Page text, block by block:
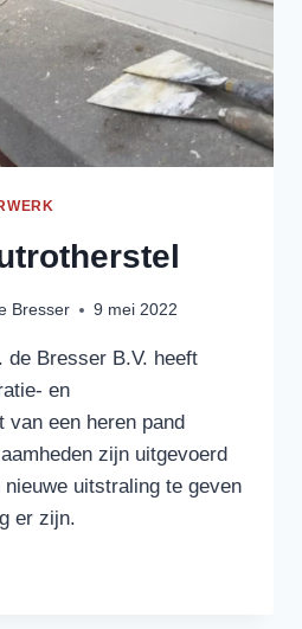
Bresser 9 mei 2022
de Bresser B.V. heeft
en
van een heren pand
zijn uitgevoerd
uitstraling te geven
er zijn.